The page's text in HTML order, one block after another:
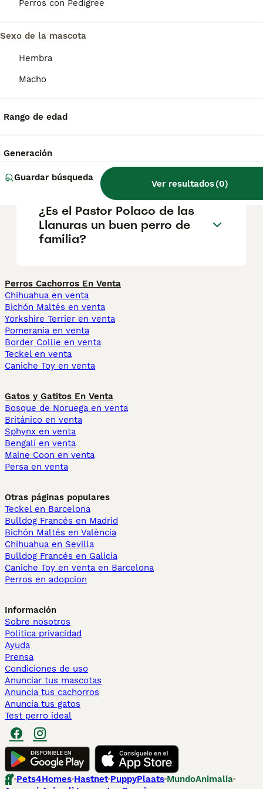
Perros con Pedigree
Sexo de la mascota
Hembra
Macho
Rango de edad
Generación
Guardar búsqueda
Ver resultados(0)
puede ser de muchos colores.
¿Cuánto cuesta un perro
¿Cómo es el Pastor polaco
de las llanuras?
¿Es el Pastor Polaco de las
Llanuras un buen perro de
familia?
Perros Cachorros En Venta
Chihuahua en venta
Bichón Maltés en venta
Yorkshire Terrier en venta
Pomerania en venta
Border Collie en venta
Teckel en venta
Caniche Toy en venta
Gatos y Gatitos En Venta
Bosque de Noruega en venta
Británico en venta
Sphynx en venta
Bengalí en venta
Maine Coon en venta
Persa en venta
Otras páginas populares
Teckel en Barcelona
Bulldog Francés en Madrid
Bichón Maltés en València
Chihuahua en Sevilla
Bulldog Francés en Galicia
Caniche Toy en venta en Barcelona
Perros en adopcion
Información
Sobre nosotros
Politica privacidad
Ayuda
Prensa
Condiciones de uso
Anunciar tus mascotas
Anuncia tus cachorros
Anuncia tus gatos
Test perro ideal
Pets4Homes Hastnet PuppyPlaats MundoAnimalia